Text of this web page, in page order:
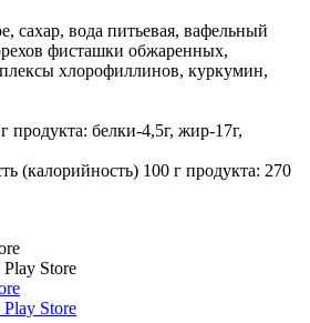
сахар, вода питьевая, вафельный
фисташки обжаренных,
хлорофиллинов, куркумин,
продукта: белки-4,5г, жир-17г,
(калорийность) 100 г продукта: 270